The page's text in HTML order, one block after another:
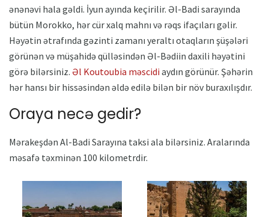
ənənəvi hala gəldi. İyun ayında keçirilir. Əl-Badi sarayında
bütün Morokko, hər cür xalq mahnı və rəqs ifaçıları gəlir.
Həyətin ətrafında gəzinti zamanı yeraltı otaqların şüşələri
görünən və müşahidə qülləsindən Əl-Bədiin daxili həyətini
görə bilərsiniz. Əl Koutoubia məscidi aydın görünür. Şəhərin
hər hansı bir hissəsindən əldə edilə bilən bir növ buraxılışdır.
Oraya necə gedir?
Mərakeşdən Al-Badi Sarayına taksi ala bilərsiniz. Aralarında
məsafə təxminən 100 kilometrdir.